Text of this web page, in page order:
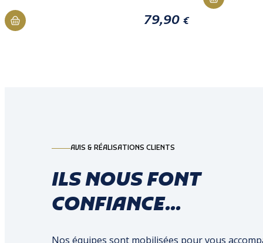
79,90 €
AVIS & RÉALISATIONS CLIENTS
ILS NOUS FONT
CONFIANCE...
Nos équipes sont mobilisées pour vous